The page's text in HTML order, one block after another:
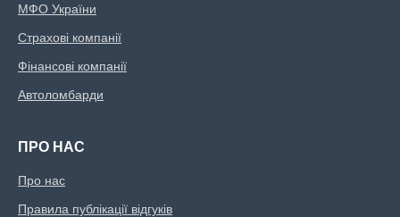
МФО України
Страхові компанії
Фінансові компанії
Автоломбарди
ПРО НАС
Про нас
Правила публікації відгуків